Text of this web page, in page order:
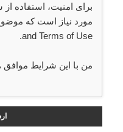
مورد نیاز است که
and Terms of Use
.
من با این شرایط